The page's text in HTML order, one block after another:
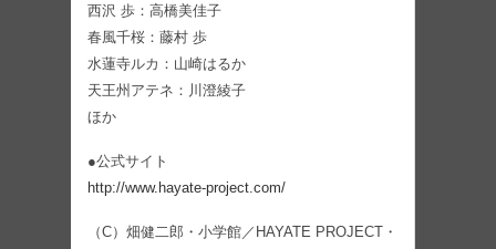
西沢 歩：高橋美佳子
春風千桜：藤村 歩
水蓮寺ルカ：山崎はるか
天王州アテネ：川澄綾子
ほか
●公式サイト
http://www.hayate-project.com/
（C）畑健二郎・小学館／HAYATE PROJECT・